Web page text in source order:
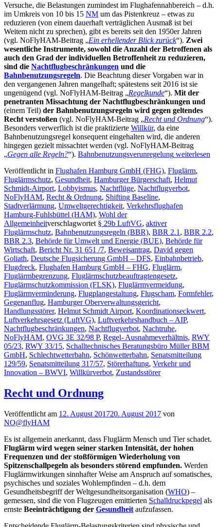
Versuche, die Belastungen zumindest im Flughafennahbereich – d.h.
im Umkreis von 10 bis 15 NM um das Pistenkreuz – etwas zu
reduzieren (von einem dauerhaft verträglichen Ausmaß ist bei
Weitem nicht zu sprechen), gibt es bereits seit den 1950er Jahren
(vgl. NoFlyHAM-Beitrag „Ein erhellender Blick zurück“). Zwei
wesentliche Instrumente, sowohl die Anzahl der Betroffenen als
auch den Grad der individuellen Betroffenheit zu reduzieren,
sind die Nachtflugbeschränkungen und die
Bahnbenutzungsregeln. Die Beachtung dieser Vorgaben war in
den vergangenen Jahren mangelhaft; spätestens seit 2016 ist sie
ungenügend (vgl. NoFlyHAM-Beitrag „Regelkunde“). Mit der
penetranten Missachtung der Nachtflugbeschränkungen und
(einem Teil) der Bahnbenutzungsregeln wird gegen geltendes
Recht verstoßen (vgl. NoFlyHAM-Beitrag „Recht und Ordnung“).
Besonders verwerflich ist die praktizierte Willkür, da eine
Bahnbenutzungsregel konsequent eingehalten wird, die anderen
hingegen gezielt missachtet werden (vgl. NoFlyHAM-Beitrag
„Gegen alle Regeln?“). Bahnbenutzungsverunregelung weiterlesen
Veröffentlicht in Flughafen Hamburg GmbH (FHG), Fluglärm,
Fluglärmschutz, Gesundheit, Hamburger Bürgerschaft, Helmut
Schmidt-Airport, Lobbyismus, Nachtflüge, Nachtflugverbot,
NoFlyHAM, Recht & Ordnung, Shifting Baseline,
Stadtverlärmung, Umweltgerechtigkeit, Verkehrsflughafen
Hamburg-Fuhlsbüttel (HAM), Wohl der
Allgemeinheitverschlagwortet § 29b LuftVG, aktiver
Fluglärmschutz, Bahnbenutzungsregeln (BBR), BBR 2.1 , BBR 2.2,
BBR 2.3, Behörde für Umwelt und Energie (BUE), Behörde für
Wirtschaft, Bericht Nr. 31 651 /7, Beweisantrag, David gegen
Goliath, Deutsche Flugsicherung GmbH – DFS, Einbahnbetrieb,
Flugdreck, Flughafen Hamburg GmbH – FHG, Fluglärm,
Fluglärmbegrenzung, Fluglärmschutzbeauftragtengesetz,
Fluglärmschutzkommission (FLSK), Fluglärmvermeidung,
Fluglärmverminderung, Flugplangestaltung, Flugscham, Formfehler,
Gegenanflug, Hamburger Oberverwaltungsgericht,
Handlungsstörer, Helmut Schmidt Airport, Koordinationseckwert,
Luftverkehrsgesetz (LuftVG), Luftverkehrshandbuch – AIP,
Nachtflugbeschränkungen, Nachtflugverbot, Nachtruhe,
NoFlyHAM, OVG 3E 32/98 P, Regel- Ausnahmeverhältnis, RWY
05/23, RWY 33/15, Schalltechnisches Beratungsbüro Müller BBM
GmbH, Schlechtwetterbahn, Schönwetterbahn, Senatsmitteilung
129/59, Senatsmitteilung 317/57, Störerhaftung, Verkehr und
Innovation – BWVI, Willkürverbot, Zustandsstörer
Recht und Ordnung
Veröffentlicht am 12. August 201720. August 2017 von
NO@flyHAM
Es ist allgemein anerkannt, dass Fluglärm Mensch und Tier schadet.
Fluglärm wird wegen seiner starken Intensität, der hohen
Frequenzen und der stoßförmigen Wiederholung von
Spitzenschallpegeln als besonders störend empfunden. Werden
Fluglärmwirkungen sinnhafter Weise am Anspruch auf somatisches,
psychisches und soziales Wohlempfinden – d.h. dem
Gesundheitsbegriff der Weltgesundheitsorganisation (WHO) –
gemessen, sind die von Flugzeugen emittierten Schalldruckpegel als
ernste Beeinträchtigung der Gesundheit aufzufassen.